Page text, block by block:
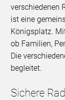
verschiedenen
ist eine
Königsplatz.
ob Familien,
Die
begleitet.
Sichere